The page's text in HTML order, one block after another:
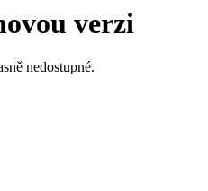
verzi
nedostupné.